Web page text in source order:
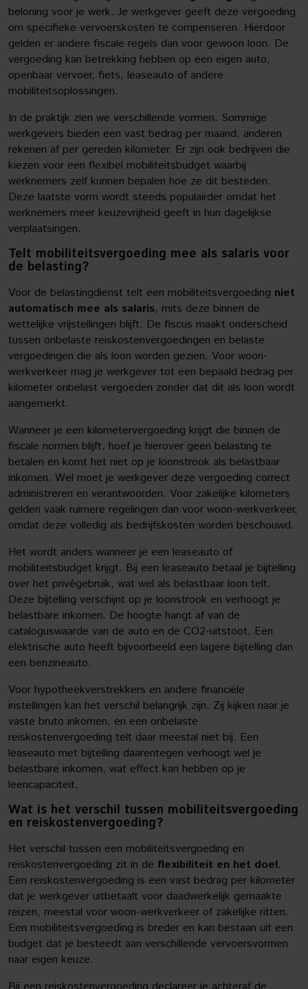
beloning voor je werk. Je werkgever geeft deze vergoeding
om specifieke vervoerskosten te compenseren. Hierdoor
gelden er andere fiscale regels dan voor gewoon loon. De
vergoeding kan betrekking hebben op een eigen auto,
openbaar vervoer, fiets, leaseauto of andere
mobiliteitsoplossingen.
In de praktijk zien we verschillende vormen. Sommige
werkgevers bieden een vast bedrag per maand, anderen
rekenen af per gereden kilometer. Er zijn ook bedrijven die
kiezen voor een flexibel mobiliteitsbudget waarbij
werknemers zelf kunnen bepalen hoe ze dit besteden.
Deze laatste vorm wordt steeds populairder omdat het
werknemers meer keuzevrijheid geeft in hun dagelijkse
verplaatsingen.
Telt mobiliteitsvergoeding mee als salaris voor
de belasting?
Voor de belastingdienst telt een mobiliteitsvergoeding niet
automatisch mee als salaris, mits deze binnen de
wettelijke vrijstellingen blijft. De fiscus maakt onderscheid
tussen onbelaste reiskostenvergoedingen en belaste
vergoedingen die als loon worden gezien. Voor woon-
werkverkeer mag je werkgever tot een bepaald bedrag per
kilometer onbelast vergoeden zonder dat dit als loon wordt
aangemerkt.
Wanneer je een kilometervergoeding krijgt die binnen de
fiscale normen blijft, hoef je hierover geen belasting te
betalen en komt het niet op je loonstrook als belastbaar
inkomen. Wel moet je werkgever deze vergoeding correct
administreren en verantwoorden. Voor zakelijke kilometers
gelden vaak ruimere regelingen dan voor woon-werkverkeer,
omdat deze volledig als bedrijfskosten worden beschouwd.
Het wordt anders wanneer je een leaseauto of
mobiliteitsbudget krijgt. Bij een leaseauto betaal je bijtelling
over het privégebruik, wat wel als belastbaar loon telt.
Deze bijtelling verschijnt op je loonstrook en verhoogt je
belastbare inkomen. De hoogte hangt af van de
cataloguswaarde van de auto en de CO2-uitstoot. Een
elektrische auto heeft bijvoorbeeld een lagere bijtelling dan
een benzineauto.
Voor hypotheekverstrekkers en andere financiële
instellingen kan het verschil belangrijk zijn. Zij kijken naar je
vaste bruto inkomen, en een onbelaste
reiskostenvergoeding telt daar meestal niet bij. Een
leaseauto met bijtelling daarentegen verhoogt wel je
belastbare inkomen, wat effect kan hebben op je
leencapaciteit.
Wat is het verschil tussen mobiliteitsvergoeding
en reiskostenvergoeding?
Het verschil tussen een mobiliteitsvergoeding en
reiskostenvergoeding zit in de flexibiliteit en het doel.
Een reiskostenvergoeding is een vast bedrag per kilometer
dat je werkgever uitbetaalt voor daadwerkelijk gemaakte
reizen, meestal voor woon-werkverkeer of zakelijke ritten.
Een mobiliteitsvergoeding is breder en kan bestaan uit een
budget dat je besteedt aan verschillende vervoersvormen
naar eigen keuze.